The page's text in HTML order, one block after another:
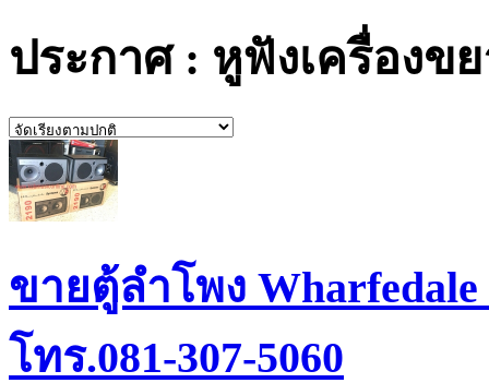
ประกาศ : หูฟังเครื่องข
ขายตู้ลำโพง Wharfedale
โทร.081-307-5060